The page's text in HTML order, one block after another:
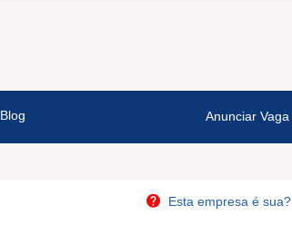
Blog Anunciar Vaga
Esta empresa é